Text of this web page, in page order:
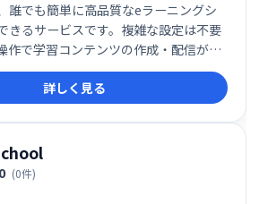
誰でも簡単に高品質なeラーニングシ
きるサービスです。複雑な設定は不要
作で学習コンテンツの作成・配信が可
能で、効果的なeラーニングを実現
足度向上に貢献します。
詳しく見る
(0件)